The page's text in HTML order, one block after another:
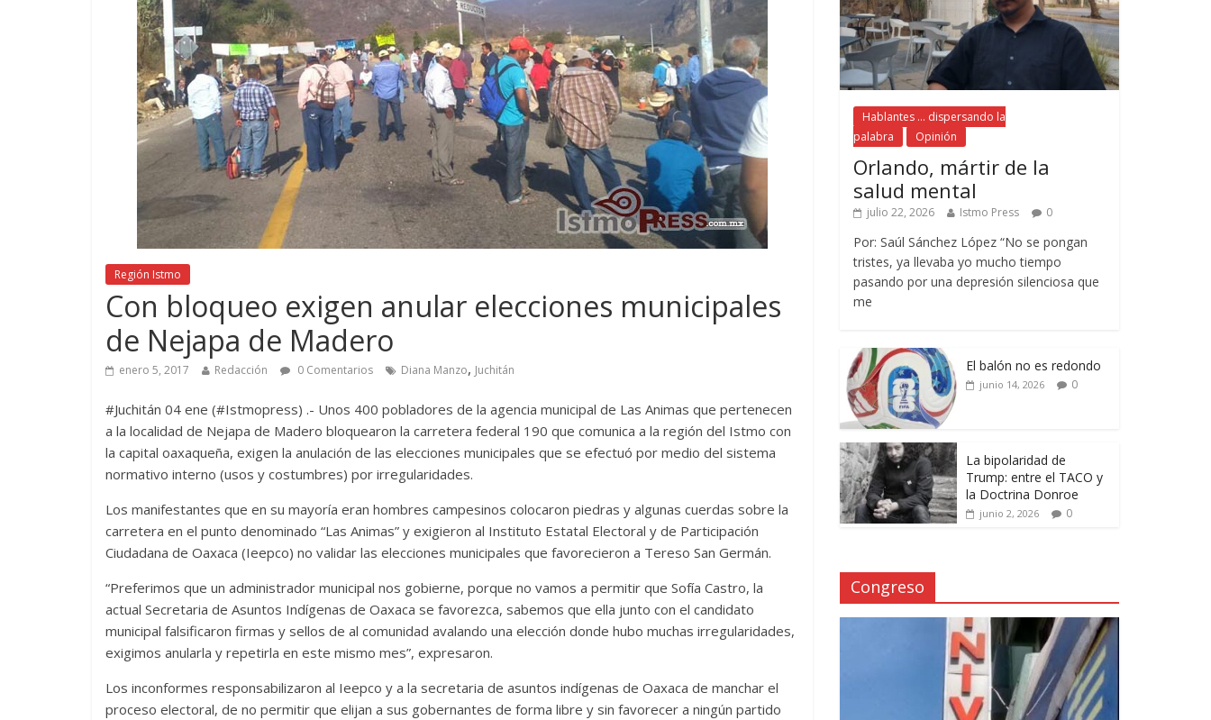
Región Istmo
Con bloqueo exigen anular elecciones municipales
de Nejapa de Madero
enero 5, 2017 Redacción 0 Comentarios Diana Manzo, Juchitán
#Juchitán 04 ene (#Istmopress) .- Unos 400 pobladores de la agencia municipal de Las Animas que pertenecen
a la localidad de Nejapa de Madero bloquearon la carretera federal 190 que comunica a la región del Istmo con
la capital oaxaqueña, exigen la anulación de las elecciones municipales que se efectuó por medio del sistema
normativo interno (usos y costumbres) por irregularidades.
Los manifestantes que en su mayoría eran hombres campesinos colocaron piedras y algunas cuerdas sobre la
carretera en el punto denominado “Las Animas” y exigieron al Instituto Estatal Electoral y de Participación
Ciudadana de Oaxaca (Ieepco) no validar las elecciones municipales que favorecieron a Tereso San Germán.
“Preferimos que un administrador municipal nos gobierne, porque no vamos a permitir que Sofía Castro, la
actual Secretaria de Asuntos Indígenas de Oaxaca se favorezca, sabemos que ella junto con el candidato
municipal falsificaron firmas y sellos de al comunidad avalando una elección donde hubo muchas irregularidades,
exigimos anularla y repetirla en este mismo mes”, expresaron.
Los inconformes responsabilizaron al Ieepco y a la secretaria de asuntos indígenas de Oaxaca de manchar el
proceso electoral, de no permitir que elijan a sus gobernantes de forma libre y sin favorecer a ningún partido
Hablantes ... dispersando la
palabra
Opinión
Orlando, mártir de la
salud mental
julio 22, 2026 Istmo Press 0
Por: Saúl Sánchez López “No se pongan
tristes, ya llevaba yo mucho tiempo
pasando por una depresión silenciosa que
me
El balón no es redondo
junio 14, 2026 0
La bipolaridad de
Trump: entre el TACO y
la Doctrina Donroe
junio 2, 2026 0
Congreso